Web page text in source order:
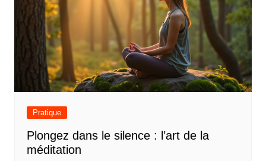
Pratique
Plongez dans le silence : l’art de la
méditation